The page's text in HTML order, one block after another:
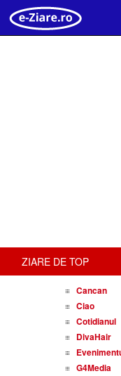
ZIARE DE TOP
Cancan
Ciao
Cotidianul
DivaHair
G4Media